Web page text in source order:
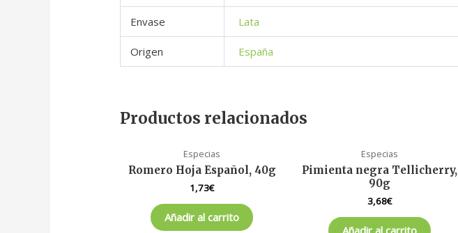
Envase Lata
Origen España
Productos relacionados
Especias
Romero Hoja Español, 40g
1,73€
Añadir al carrito
Especias
Pimienta negra Tellicherry,
90g
3,68€